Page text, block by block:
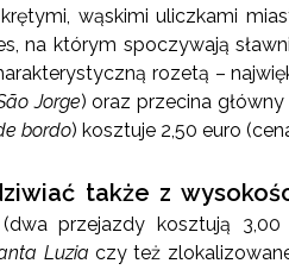
wąskimi uliczkami
na którym spoczywają
rozetą –
Jorge) oraz przecina
bordo) kosztuje 2,50 euro
także z
przejazdy kosztują
Luzia czy też